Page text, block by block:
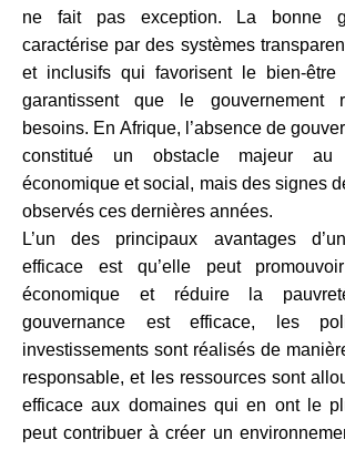
ne fait pas exception. La bonne
caractérise par des systèmes
et inclusifs qui favorisent le bien-être
garantissent que le gouvernement
besoins. En Afrique, l’absence de
constitué un obstacle majeur au
économique et social, mais des signes
observés ces dernières années.
L’un des principaux avantages
efficace est qu’elle peut
économique et réduire la
gouvernance est efficace, les
investissements sont réalisés de
responsable, et les ressources sont
efficace aux domaines qui en ont le
peut contribuer à créer un